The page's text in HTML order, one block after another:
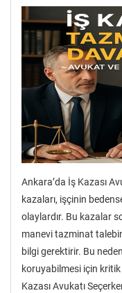
Ankara’da İş Kazası
kazaları, işçinin
olaylardır. Bu kazalar
manevi tazminat
bilgi gerektirir. Bu
koruyabilmesi için
Kazası Avukatı